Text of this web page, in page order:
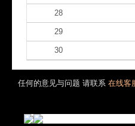
28
29
30
任何的意见与问题 请联系 在线客